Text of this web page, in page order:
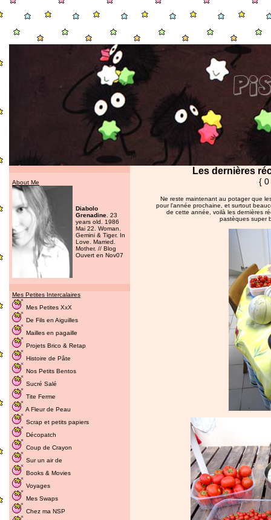
About Me
Diabolo
Grenadine . 23
years old. 1986
Mai 22. Woman.
Gemini & Tiger. In
Love. Married.
Mother. // Blog
Ouvert en Nov07
Mes Petites Intercalaires
Mes Petites XxX
De Fils en Aiguilles
Mailles en pagaille
Projets Brico & Retap
Histoire de Pâte
Nos Petits Bentos
Sucré Salé
Tite Ferme
A Fleur de Peau
Scrap et petits papiers
Décopatch
Coup de Crayon
Sur un air de
Books & Movies
Voyages
Mes Swaps
Chez ma NSP
Les dernières
{ 0
Ne reste maintenant au potager que
pour l'année prochaine, et surtout
de cette année, voilà les dernières
pastèques super